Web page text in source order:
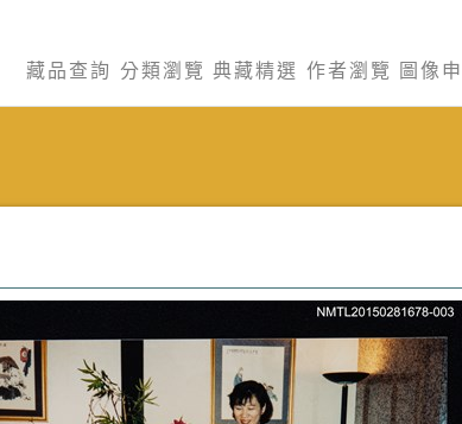
藏品查詢 分類瀏覽 典藏精選 作者瀏覽 圖像